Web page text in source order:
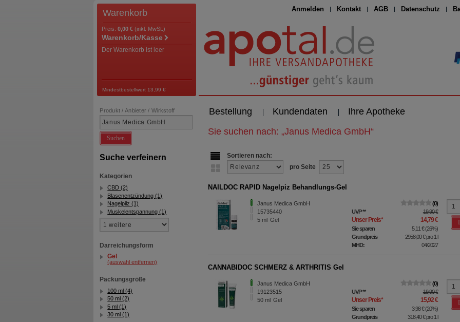
Anmelden Kontakt AGB Datenschutz
Warenkorb
Preis: 0,00 € (inkl. MwSt.)
Warenkorb/Kasse
Der Warenkorb ist leer
Mindestbestellwert 13,99 €
Bestellung Kundendaten Ihre Apotheke
Produkt / Anbieter / Wirkstoff
Suchen
Suche verfeinern
Kategorien
CBD (2)
Blasenentzündung (1)
Nagelpilz (1)
Muskelentspannung (1)
Darreichungsform
Gel
(auswahl entfernen)
Packungsgröße
100 ml (4)
50 ml (2)
5 ml (1)
30 ml (1)
Sie suchen nach: „Janus Medica GmbH“
Sortieren nach:
pro Seite
NAILDOC RAPID Nagelpiz Behandlungs-Gel
Janus Medica GmbH
15735440
5 ml Gel
0
UVP** 19,90 €
Unser Preis* 14,79 €
Sie sparen 5,11 €(26%)
Grundpreis
2958,00 €pro 1 l
MHD:
04/2027
CANNABIDOC SCHMERZ & ARTHRITIS Gel
Janus Medica GmbH
19123515
50 ml Gel
0
UVP** 19,90 €
Unser Preis* 15,92 €
Sie sparen 3,98 €(20%)
Grundpreis
318,40 €pro 1 l